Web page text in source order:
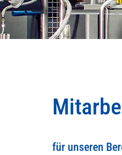
für unseren